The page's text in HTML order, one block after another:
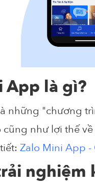
App là gì?
những "chương
cũng như lợi thế
Zalo Mini App
nghiệm